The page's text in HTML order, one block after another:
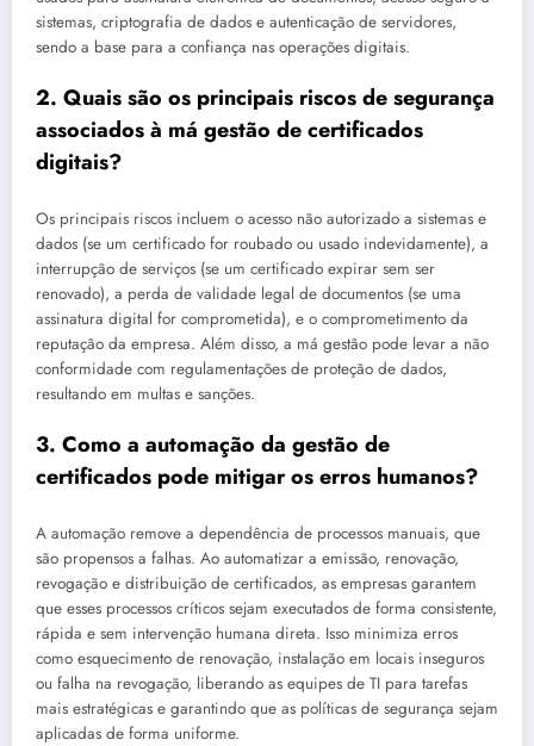
sistemas, criptografia de dados e autenticação de servidores,
sendo a base para a confiança nas operações digitais.
2. Quais são os principais riscos de segurança
associados à má gestão de certificados
digitais?
Os principais riscos incluem o acesso não autorizado a sistemas e
dados (se um certificado for roubado ou usado indevidamente), a
interrupção de serviços (se um certificado expirar sem ser
renovado), a perda de validade legal de documentos (se uma
assinatura digital for comprometida), e o comprometimento da
reputação da empresa. Além disso, a má gestão pode levar a não
conformidade com regulamentações de proteção de dados,
resultando em multas e sanções.
3. Como a automação da gestão de
certificados pode mitigar os erros humanos?
A automação remove a dependência de processos manuais, que
são propensos a falhas. Ao automatizar a emissão, renovação,
revogação e distribuição de certificados, as empresas garantem
que esses processos críticos sejam executados de forma consistente,
rápida e sem intervenção humana direta. Isso minimiza erros
como esquecimento de renovação, instalação em locais inseguros
ou falha na revogação, liberando as equipes de TI para tarefas
mais estratégicas e garantindo que as políticas de segurança sejam
aplicadas de forma uniforme.